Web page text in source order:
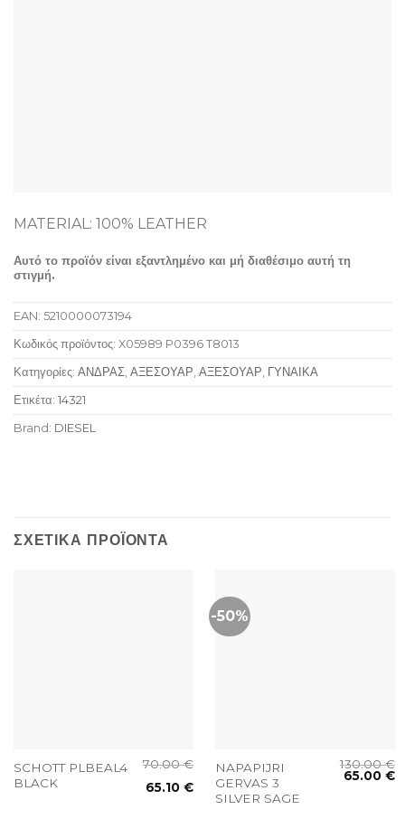
MATERIAL: 100% LEATHER
Αυτό το προϊόν είναι εξαντλημένο και μή διαθέσιμο αυτή τη
στιγμή.
EAN: 5210000073194
Κωδικός προϊόντος: X05989 P0396 T8013
Κατηγορίες: ΑΝΔΡΑΣ ΑΞΕΣΟΥΑΡ ΑΞΕΣΟΥΑΡ ΓΥΝΑΙΚΑ
Ετικέτα: 14321
Brand: DIESEL
ΣΧΕΤΙΚΆ ΠΡΟΪΌΝΤΑ
SCHOTT PLBEAL4
BLACK
70.00€
65.10€
-50%
NAPAPIJRI
GERVAS 3
SILVER SAGE
130.00€
65.00€